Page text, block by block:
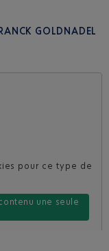
GOLDNADEL
pour ce type de
une seule